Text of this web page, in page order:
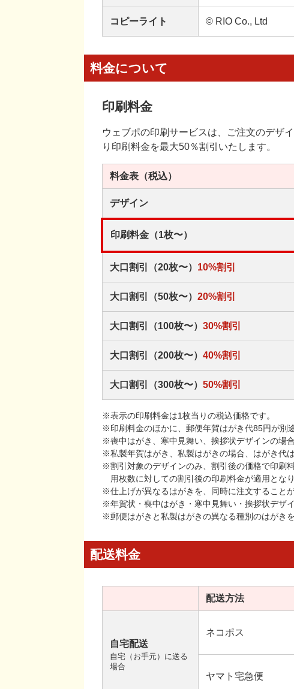
コピーライト © RIO Co., Ltd
料金について
印刷料金
ウェブポの印刷サービスは、ご注文のデザ
り印刷料金を最大50％割引いたします。
料金表 （税込）
デザイン
印刷料金（1枚〜）
大口割引（20枚〜） 10%割引
大口割引（50枚〜） 20%割引
大口割引（100枚〜） 30%割引
大口割引（200枚〜） 40%割引
大口割引（300枚〜） 50%割引
※表示の印刷料金は1枚当りの税込価格です。
※印刷料金のほかに、郵便年賀はがき代85円が別
※喪中はがき、寒中見舞い、挨拶状デザインの場
※私製年賀はがき、私製はがきの場合、はがき代は
※割引対象のデザインのみ、割引後の価格で印刷
用枚数に対しての割引後の印刷料金が適用となり
※仕上げが異なるはがきを、同時に注文することが
※年賀状・喪中はがき・寒中見舞い・挨拶状デザ
※郵便はがきと私製はがきの異なる種別のはがき
配送料金
配送方法
自宅配送
自宅（お手元）に送る
場合
ネコポス
ヤマト宅急便